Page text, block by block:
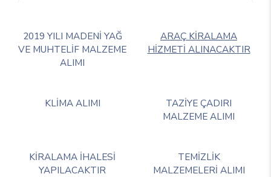
2019 YILI MADENİ YAĞ
VE MUHTELİF MALZEME
ALIMI
ARAÇ KİRALAMA
HİZMETİ ALINACAKTIR
KLİMA ALIMI
TAZİYE ÇADIRI
MALZEME ALIMI
KİRALAMA İHALESİ
YAPILACAKTIR
TEMİZLİK
MALZEMELERİ ALIMI